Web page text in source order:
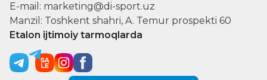
E-mail: marketing@di-sport.uz
Manzil: Toshkent shahri, A. Temur prospekti 60
Etalon ijtimoiy tarmoqlarda